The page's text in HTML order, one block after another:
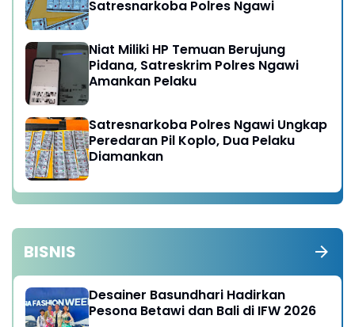
Satresnarkoba Polres Ngawi
Niat Miliki HP Temuan Berujung
Pidana, Satreskrim Polres Ngawi
Amankan Pelaku
Satresnarkoba Polres Ngawi Ungkap
Peredaran Pil Koplo, Dua Pelaku
Diamankan
BISNIS
Desainer Basundhari Hadirkan
Pesona Betawi dan Bali di IFW 2026